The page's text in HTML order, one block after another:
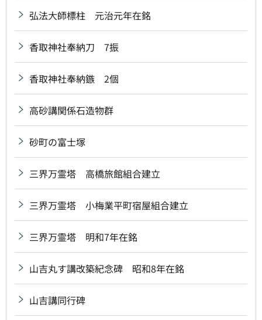
弘法大師標柱 元治元年在銘
香取神社奉納刀 7振
香取神社奉納鏃 2個
高砂講関係石造物群
砂町の富士塚
三界万霊塔 高橋旅館組合建立
三界万霊塔 小梅業平町宿屋組合建立
三界万霊塔 明和7年在銘
山吉丸す講改築紀念碑 昭和8年在銘
山吉講同行碑